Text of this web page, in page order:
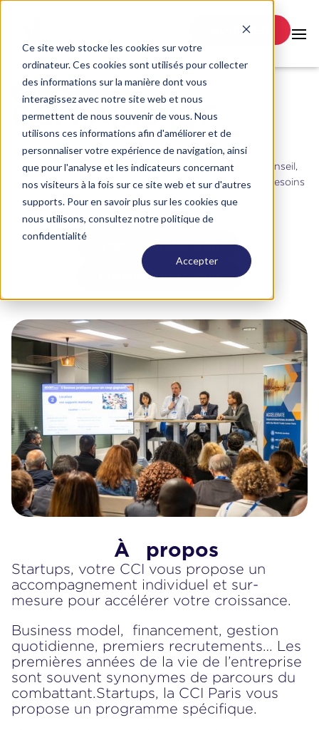
Ce site web stocke les cookies sur votre
ordinateur. Ces cookies sont utilisés pour collecter
des informations sur la manière dont vous
interagissez avec notre site web et nous
permettent de nous souvenir de vous. Nous
utilisons ces informations afin d'améliorer et de
personnaliser votre expérience de navigation, ainsi
que pour l'analyse et les indicateurs concernant
nos visiteurs à la fois sur ce site web et sur d'autres
supports. Pour en savoir plus sur les cookies que
nous utilisons, consultez notre politique de
confidentialité
Accepter
ADHÉRER
CCI PARIS IDF
La CCI accompagne les entreprises dans leur
développement en leur fournissant des services de conseil,
de formation et d'accompagnement adaptés à leurs besoins
spécifiques.
Visiter leur site WEB
Prendre rendez-vous
À propos
Startups, votre CCI vous propose un
accompagnement individuel et sur-
mesure pour accélérer votre croissance.
Business model, financement, gestion
quotidienne, premiers recrutements… Les
premières années de la vie de l’entreprise
sont souvent synonymes de parcours du
combattant.Startups, la CCI Paris vous
propose un programme spécifique.